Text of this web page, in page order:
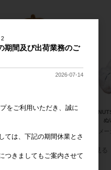
リオキャラクターズ ほわほわ
ピー ぬ
メ
すべてのおすすめ商品を見る
2
期間及び出荷業務のご
2026-07-14
をご利用いただき、誠に
ては、下記の期間休業とさ
つきましてもご案内させて